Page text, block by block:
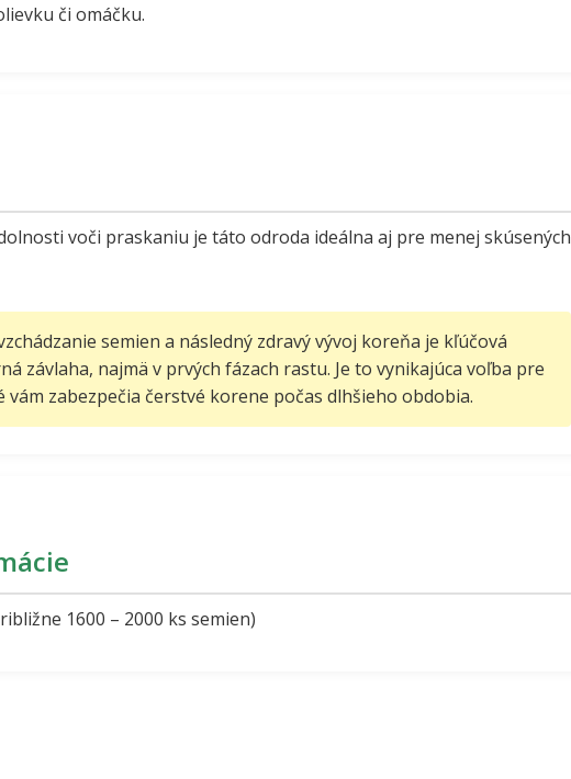
či omáčku.
voči praskaniu je táto odroda ideálna aj pre menej skúsených
semien a následný zdravý vývoj koreňa je kľúčová
závlaha, najmä v prvých fázach rastu. Je to vynikajúca voľba pre
zabezpečia čerstvé korene počas dlhšieho obdobia.
1600 – 2000 ks semien)